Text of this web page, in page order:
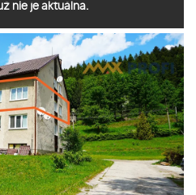
nie je aktuálna.